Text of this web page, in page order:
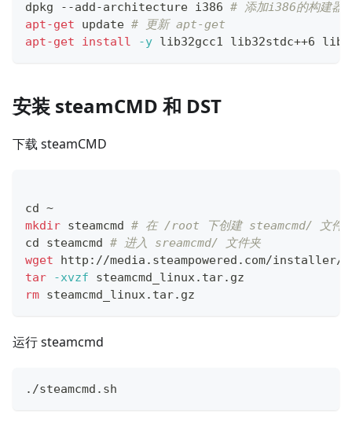
dpkg --add-architecture i386 # 添加i386的构建器
apt-get update # 更新 apt-get
apt-get
install -y lib32gcc1 lib32stdc++6
安装 steamCMD 和 DST
下载 steamCMD
cd ~
mkdir steamcmd # 在 /root 下创建 steamcmd/ 文件
cd steamcmd # 进入 sreamcmd/ 文件夹
wget http://media.steampowered.com/installer/
tar
-xvzf steamcmd_linux.tar.gz
rm steamcmd_linux.tar.gz
运行 steamcmd
./steamcmd.sh